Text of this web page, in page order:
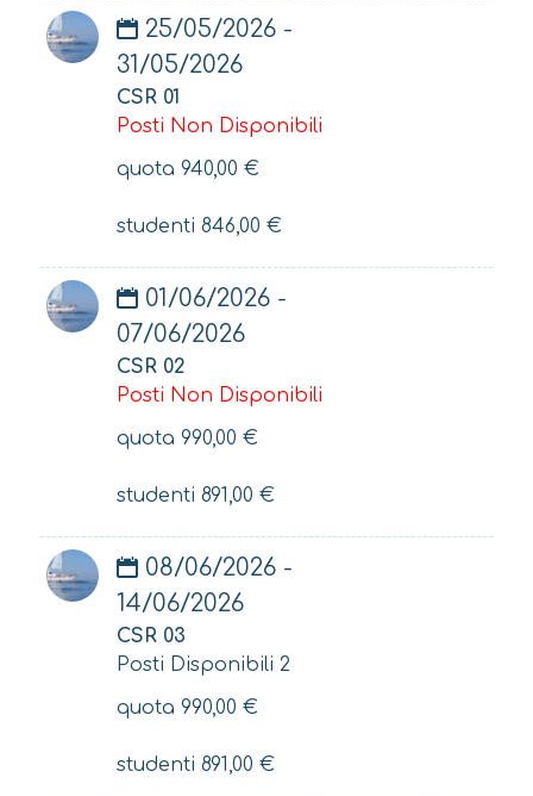
25/05/2026 -
31/05/2026
CSR 01
Posti Non Disponibili
quota 940,00 €
studenti 846,00 €
01/06/2026 -
07/06/2026
CSR 02
Posti Non Disponibili
quota 990,00 €
studenti 891,00 €
08/06/2026 -
14/06/2026
CSR 03
Posti Disponibili 2
quota 990,00 €
studenti 891,00 €